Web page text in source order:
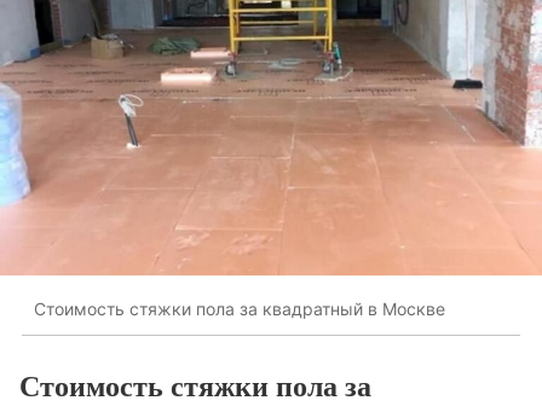
Стоимость стяжки пола за квадратный в Москве
Стоимость стяжки пола за